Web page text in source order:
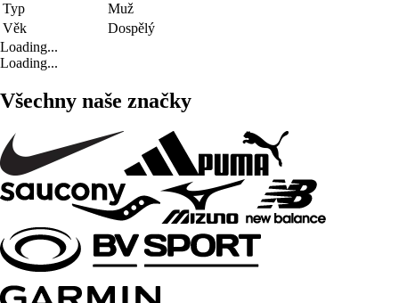
Typ
Muž
Věk
Dospělý
Loading...
Loading...
Všechny naše značky